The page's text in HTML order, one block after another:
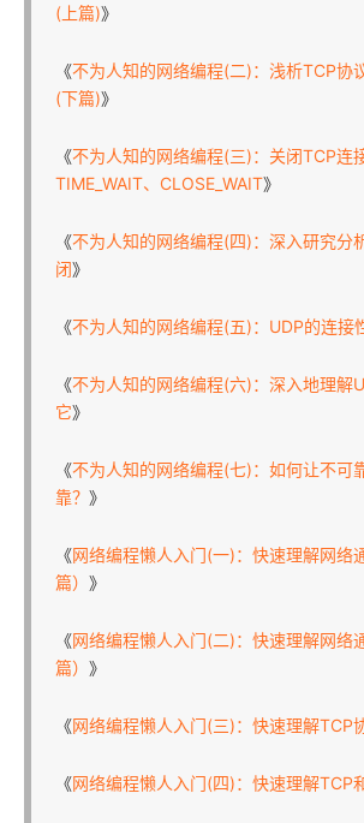
(上篇)》
《不为人知的网络编程(二)：浅析TCP协
(下篇)》
《不为人知的网络编程(三)：关闭TCP连
TIME_WAIT、CLOSE_WAIT》
《不为人知的网络编程(四)：深入研究分
闭》
《不为人知的网络编程(五)：UDP的连接
《不为人知的网络编程(六)：深入地理解
它》
《不为人知的网络编程(七)：如何让不可
靠？ 》
《网络编程懒人入门(一)：快速理解网络
篇） 》
《网络编程懒人入门(二)：快速理解网络
篇） 》
《网络编程懒人入门(三)：快速理解TCP
《网络编程懒人入门(四)：快速理解TCP